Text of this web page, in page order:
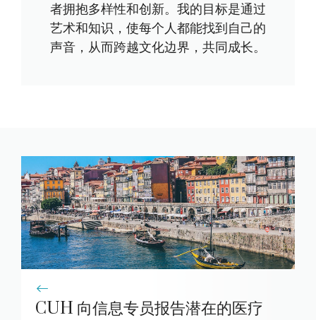
者拥抱多样性和创新。我的目标是通过
艺术和知识，使每个人都能找到自己的
声音，从而跨越文化边界，共同成长。
CUH 向信息专员报告潜在的医疗